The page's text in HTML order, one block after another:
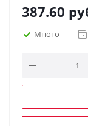
387.60
Много